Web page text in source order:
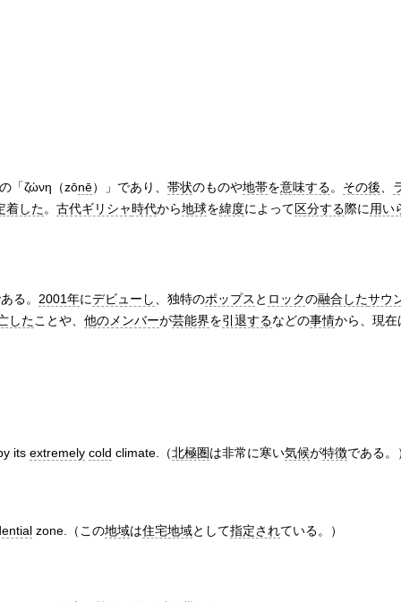
「ζώνη（zōnē）」であり、 帯状のものや地帯を意味する。 その後
着した。 古代ギリシャ時代から地球を緯度によって区分する際に 用い
る。 2001年にデビューし 、独特のポップス と ロックの融合したサウ
したことや、 他のメンバーが芸能界を引退するなどの事情から、現在
its extremely cold climate.（北極圏は非常に寒い気候が特徴である。
zone.（この地域は住宅地域として指定されている。）